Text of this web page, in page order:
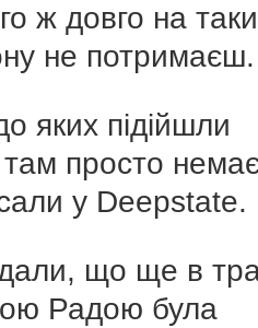
ж довго на
не потримаєш.
яких підійшли
просто
у Deepstate.
що ще в
Радою була